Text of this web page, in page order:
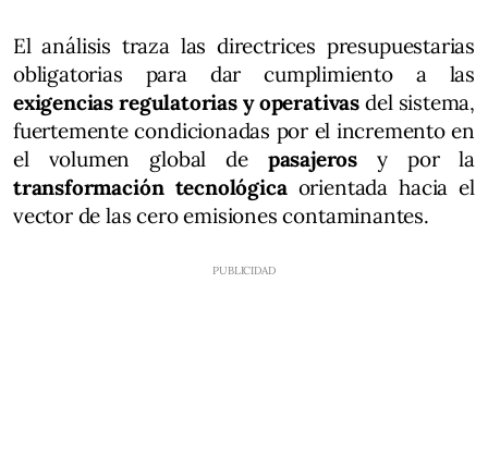
El análisis traza las directrices presupuestarias
obligatorias para dar cumplimiento a las
exigencias regulatorias y operativasdel sistema,
fuertemente condicionadas por el incremento en
el volumen global de pasajerosy por la
transformación tecnológicaorientada hacia el
vector de las cero emisiones contaminantes.